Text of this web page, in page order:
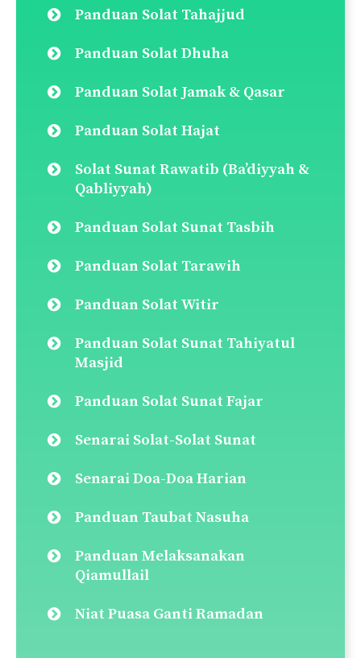
Panduan Solat Tahajjud
Panduan Solat Dhuha
Panduan Solat Jamak & Qasar
Panduan Solat Hajat
Solat Sunat Rawatib (Ba’diyyah &
Qabliyyah)
Panduan Solat Sunat Tasbih
Panduan Solat Tarawih
Panduan Solat Witir
Panduan Solat Sunat Tahiyatul
Masjid
Panduan Solat Sunat Fajar
Senarai Solat-Solat Sunat
Senarai Doa-Doa Harian
Panduan Taubat Nasuha
Panduan Melaksanakan
Qiamullail
Niat Puasa Ganti Ramadan